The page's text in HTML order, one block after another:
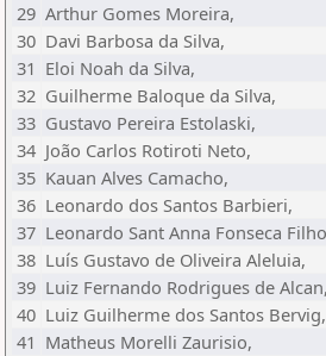
29 Arthur Gomes Moreira,
30 Davi Barbosa da Silva,
31 Eloi Noah da Silva,
32 Guilherme Baloque da Silva,
33 Gustavo Pereira Estolaski,
34 João Carlos Rotiroti Neto,
35 Kauan Alves Camacho,
36 Leonardo dos Santos Barbieri,
37 Leonardo Sant Anna Fonseca
38 Luís Gustavo de Oliveira Aleluia,
39 Luiz Fernando Rodrigues de Alcan,
40 Luiz Guilherme dos Santos Bervig,
41 Matheus Morelli Zaurisio,